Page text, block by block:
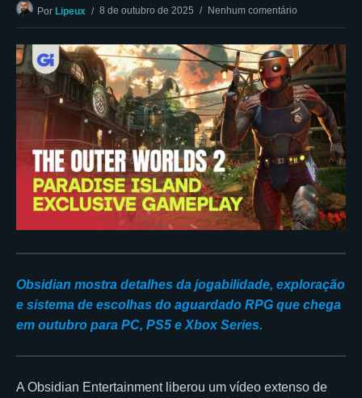
Por Lipeux 8 de outubro de 2025 Nenhum comentário
Obsidian mostra detalhes da jogabilidade, exploração
e sistema de escolhas do aguardado RPG que chega
em outubro para PC, PS5 e Xbox Series.
A Obsidian Entertainment liberou um vídeo extenso de